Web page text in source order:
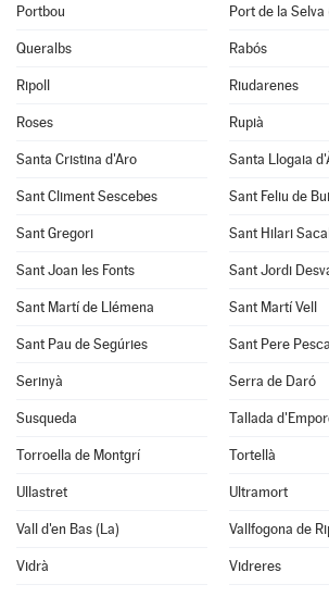
Portbou Port de la Selva
Queralbs Rabós
Ripoll Riudarenes
Roses Rupià
Santa Cristina d'Aro Santa Llogaia
Sant Climent Sescebes Sant Feliu de
Sant Gregori Sant Hilari
Sant Joan les Fonts Sant Jordi
Sant Martí de Llémena Sant Martí Vell
Sant Pau de Segúries Sant Pere
Serinyà Serra de Daró
Susqueda Tallada
Torroella de Montgrí Tortellà
Ullastret Ultramort
Vall d'en Bas (La) Vallfogona de
Vidrà Vidreres